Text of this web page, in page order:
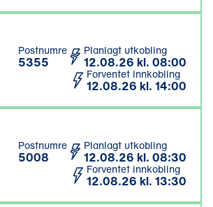
Postnumre
5355
Planlagt utkobling
12.08.26 kl. 08:00
Forventet innkobling
12.08.26 kl. 14:00
Postnumre
5008
Planlagt utkobling
12.08.26 kl. 08:30
Forventet innkobling
12.08.26 kl. 13:30